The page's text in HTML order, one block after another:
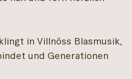
in Villnöss Blasmusik,
und Generationen